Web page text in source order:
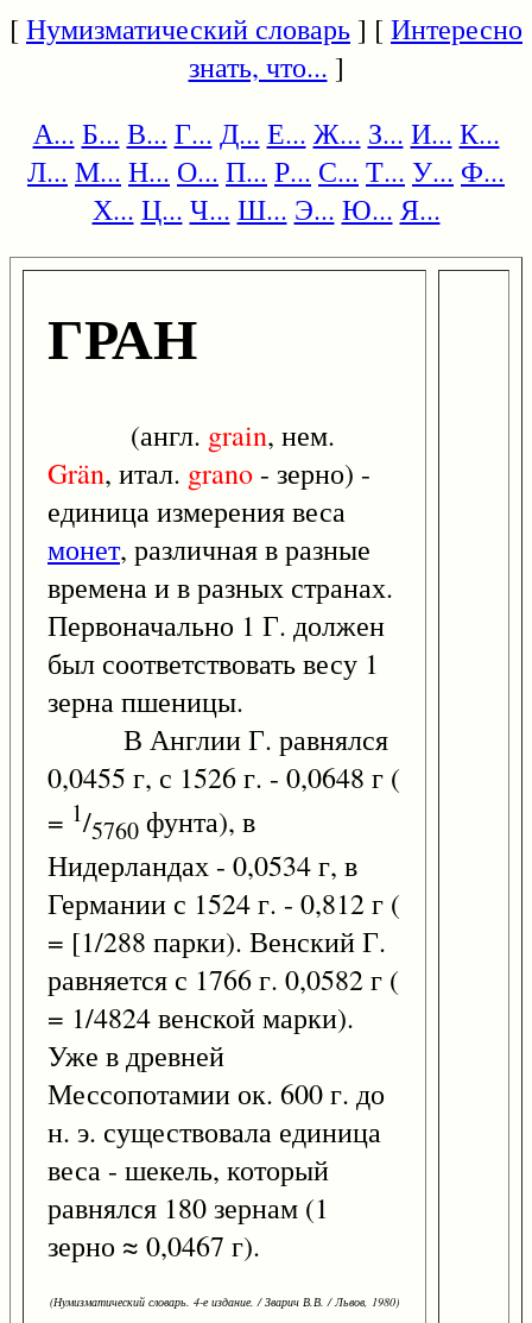
[Нумизматический словарь] [Интересно
знать, что... ]
А... Б... В... Г... Д... Е... Ж... З... И... К...
Л... М... Н... О... П... Р... С... Т... У... Ф...
Х... Ц... Ч... Ш... Э... Ю... Я...
ГРАН
(англ. grain, нем.
Grän, итал. grano - зерно) -
единица измерения веса
монет, различная в разные
времена и в разных странах.
Первоначально 1 Г. должен
был соответствовать весу 1
зерна пшеницы.
В Англии Г. равнялся
0,0455 г, с 1526 г. - 0,0648 г (
= 1/5760 фунта), в
Нидерландах - 0,0534 г, в
Германии с 1524 г. - 0,812 г (
= [1/288 парки). Венский Г.
равняется с 1766 г. 0,0582 г (
= 1/4824 венской марки).
Уже в древней
Мессопотамии ок. 600 г. до
н. э. существовала единица
веса - шекель, который
равнялся 180 зернам (1
зерно ≈ 0,0467 г).
(Нумизматический словарь. 4-е издание. / Зварич В.В. / Львов, 1980)